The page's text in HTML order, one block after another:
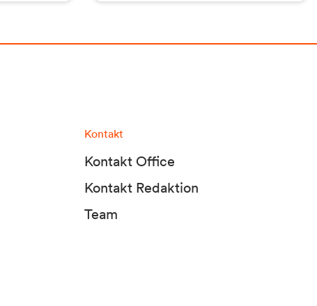
Kontakt
Kontakt Office
Kontakt Redaktion
Team